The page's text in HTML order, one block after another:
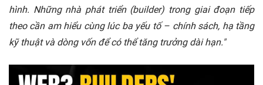
hình. Những nhà phát triển (builder) trong giai đoạn tiếp
theo cần am hiểu cùng lúc ba yếu tố – chính sách, hạ tầng
kỹ thuật và dòng vốn để có thể tăng trưởng dài hạn."